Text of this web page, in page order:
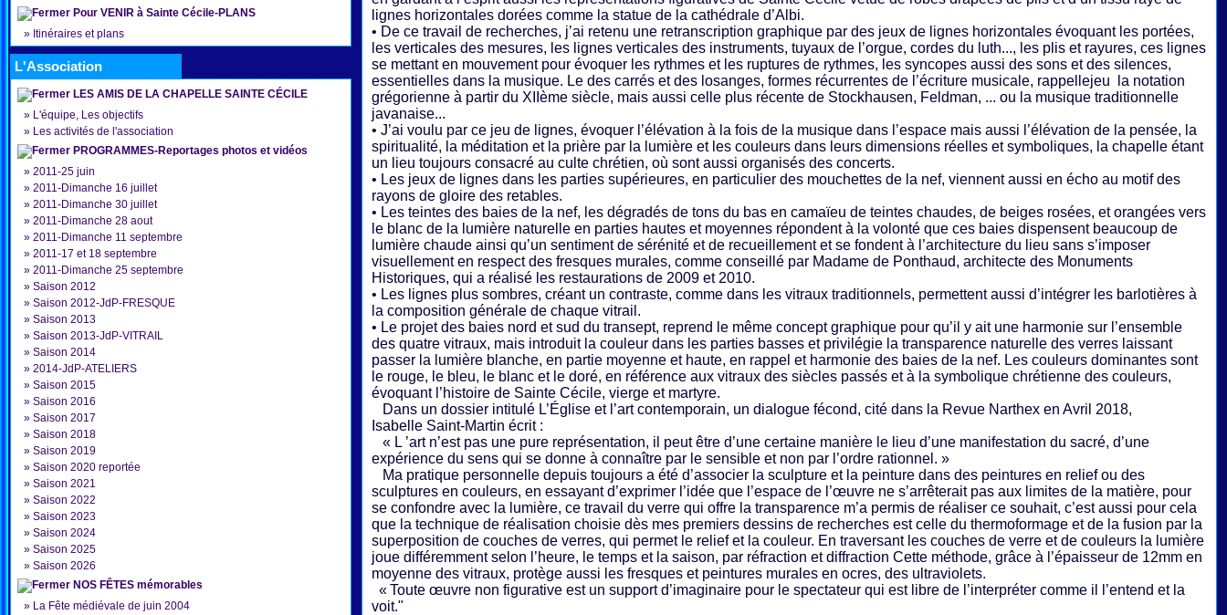
Pour VENIR à Sainte Cécile-PLANS
» Itinéraires et plans
L'Association
LES AMIS DE LA CHAPELLE SAINTE CÉCILE
» L'équipe, Les objectifs
» Les activités de l'association
PROGRAMMES-Reportages photos et vidéos
» 2011-25 juin
» 2011-Dimanche 16 juillet
» 2011-Dimanche 30 juillet
» 2011-Dimanche 28 aout
» 2011-Dimanche 11 septembre
» 2011-17 et 18 septembre
» 2011-Dimanche 25 septembre
» Saison 2012
» Saison 2012-JdP-FRESQUE
» Saison 2013
» Saison 2013-JdP-VITRAIL
» Saison 2014
» 2014-JdP-ATELIERS
» Saison 2015
» Saison 2016
» Saison 2017
» Saison 2018
» Saison 2019
» Saison 2020 reportée
» Saison 2021
» Saison 2022
» Saison 2023
» Saison 2024
» Saison 2025
» Saison 2026
NOS FÊTES mémorables
» La Fête médiévale de juin 2004
lignes horizontales dorées comme la statue de la cathédrale d’Albi.
• De ce travail de recherches, j’ai retenu une retranscription graphique par des jeux de lignes horizontales évoquant les portées,
les verticales des mesures, les lignes verticales des instruments, tuyaux de l’orgue, cordes du luth..., les plis et rayures, ces lignes
se mettant en mouvement pour évoquer les rythmes et les ruptures de rythmes, les syncopes aussi des sons et des silences,
essentielles dans la musique. Le des carrés et des losanges, formes récurrentes de l’écriture musicale, rappellejeu la notation
grégorienne à partir du XIIème siècle, mais aussi celle plus récente de Stockhausen, Feldman, ... ou la musique traditionnelle
javanaise...
• J’ai voulu par ce jeu de lignes, évoquer l’élévation à la fois de la musique dans l’espace mais aussi l’élévation de la pensée, la
spiritualité, la méditation et la prière par la lumière et les couleurs dans leurs dimensions réelles et symboliques, la chapelle étant
un lieu toujours consacré au culte chrétien, où sont aussi organisés des concerts.
• Les jeux de lignes dans les parties supérieures, en particulier des mouchettes de la nef, viennent aussi en écho au motif des
rayons de gloire des retables.
• Les teintes des baies de la nef, les dégradés de tons du bas en camaïeu de teintes chaudes, de beiges rosées, et orangées vers
le blanc de la lumière naturelle en parties hautes et moyennes répondent à la volonté que ces baies dispensent beaucoup de
lumière chaude ainsi qu’un sentiment de sérénité et de recueillement et se fondent à l’architecture du lieu sans s’imposer
visuellement en respect des fresques murales, comme conseillé par Madame de Ponthaud, architecte des Monuments
Historiques, qui a réalisé les restaurations de 2009 et 2010.
• Les lignes plus sombres, créant un contraste, comme dans les vitraux traditionnels, permettent aussi d’intégrer les barlotières à
la composition générale de chaque vitrail.
• Le projet des baies nord et sud du transept, reprend le même concept graphique pour qu’il y ait une harmonie sur l’ensemble
des quatre vitraux, mais introduit la couleur dans les parties basses et privilégie la transparence naturelle des verres laissant
passer la lumière blanche, en partie moyenne et haute, en rappel et harmonie des baies de la nef. Les couleurs dominantes sont
le rouge, le bleu, le blanc et le doré, en référence aux vitraux des siècles passés et à la symbolique chrétienne des couleurs,
évoquant l’histoire de Sainte Cécile, vierge et martyre.
Dans un dossier intitulé L’Église et l’art contemporain, un dialogue fécond, cité dans la Revue Narthex en Avril 2018,
Isabelle Saint-Martin écrit :
« L ’art n’est pas une pure représentation, il peut être d’une certaine manière le lieu d’une manifestation du sacré, d’une
expérience du sens qui se donne à connaître par le sensible et non par l’ordre rationnel. »
Ma pratique personnelle depuis toujours a été d’associer la sculpture et la peinture dans des peintures en relief ou des
sculptures en couleurs, en essayant d’exprimer l’idée que l’espace de l’œuvre ne s’arrêterait pas aux limites de la matière, pour
se confondre avec la lumière, ce travail du verre qui offre la transparence m’a permis de réaliser ce souhait, c’est aussi pour cela
que la technique de réalisation choisie dès mes premiers dessins de recherches est celle du thermoformage et de la fusion par la
superposition de couches de verres, qui permet le relief et la couleur. En traversant les couches de verre et de couleurs la lumière
joue différemment selon l’heure, le temps et la saison, par réfraction et diffraction Cette méthode, grâce à l’épaisseur de 12mm en
moyenne des vitraux, protège aussi les fresques et peintures murales en ocres, des ultraviolets.
« Toute œuvre non figurative est un support d’imaginaire pour le spectateur qui est libre de l’interpréter comme il l’entend et la
voit."